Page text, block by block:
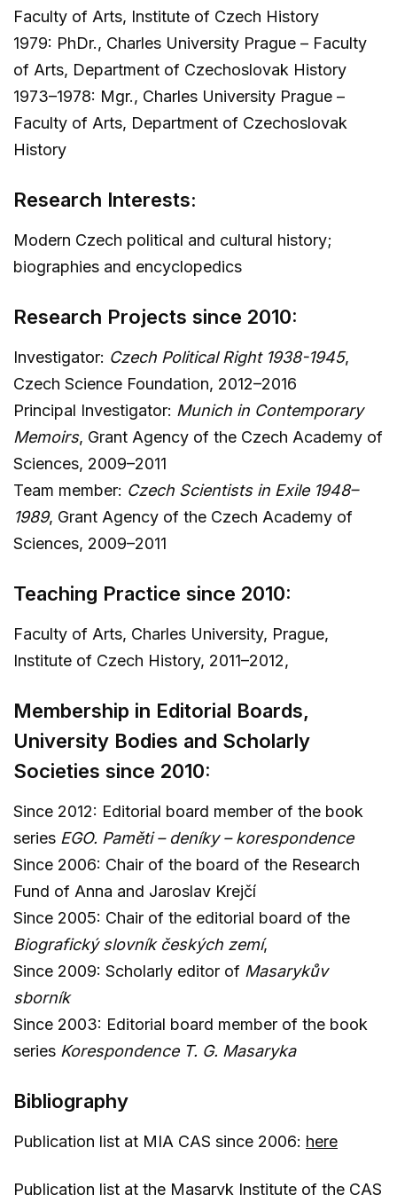
Faculty of Arts, Institute of Czech History
1979: PhDr., Charles University Prague – Faculty
of Arts, Department of Czechoslovak History
1973–1978: Mgr., Charles University Prague –
Faculty of Arts, Department of Czechoslovak
History
Research Interests:
Modern Czech political and cultural history;
biographies and encyclopedics
Research Projects since 2010:
Investigator: Czech Political Right 1938-1945,
Czech Science Foundation, 2012–2016
Principal Investigator: Munich in Contemporary
Memoirs, Grant Agency of the Czech Academy of
Sciences, 2009–2011
Team member: Czech Scientists in Exile 1948–
1989, Grant Agency of the Czech Academy of
Sciences, 2009–2011
Teaching Practice since 2010:
Faculty of Arts, Charles University, Prague,
Institute of Czech History, 2011–2012,
Membership in Editorial Boards,
University Bodies and Scholarly
Societies since 2010:
Since 2012: Editorial board member of the book
series EGO. Paměti – deníky – korespondence
Since 2006: Chair of the board of the Research
Fund of Anna and Jaroslav Krejčí
Since 2005: Chair of the editorial board of the
Biografický slovník českých zemí,
Since 2009: Scholarly editor of Masarykův
sborník
Since 2003: Editorial board member of the book
series Korespondence T. G. Masaryka
Bibliography
Publication list at MIA CAS since 2006: here
Publication list at the Masaryk Institute of the CAS